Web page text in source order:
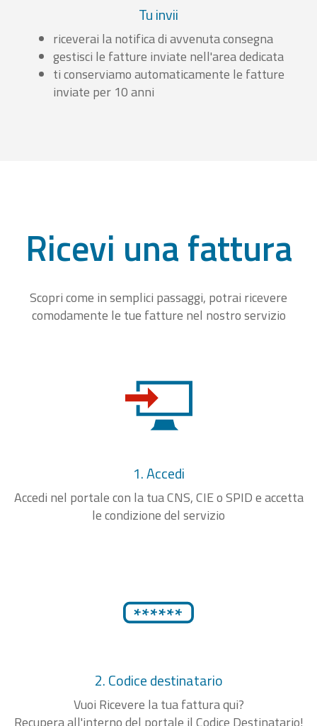
Tu invii
riceverai la notifica di avvenuta consegna
gestisci le fatture inviate nell'area dedicata
ti conserviamo automaticamente le fatture
inviate per 10 anni
Ricevi una fattura
Scopri come in semplici passaggi, potrai ricevere
comodamente le tue fatture nel nostro servizio
1. Accedi
Accedi nel portale con la tua CNS, CIE o SPID e accetta
le condizione del servizio
2. Codice destinatario
Vuoi Ricevere la tua fattura qui?
Recupera all'interno del portale il Codice Destinatario!